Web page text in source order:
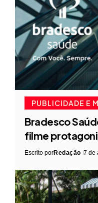
PUBLICIDADE E
Bradesco
filme
Escrito porRedação 7 de